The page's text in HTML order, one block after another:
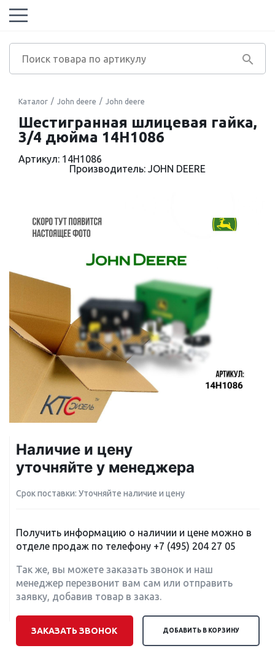
Каталог John deere John deere
Шестигранная шлицевая гайка,
3/4 дюйма 14H1086
Артикул: 14H1086
Производитель: JOHN DEERE
Наличие и цену
уточняйте у менеджера
Срок поставки: Уточняйте наличие и цену
Получить информацию о наличии и цене можно в
отделе продаж по телефону +7 (495) 204 27 05
Так же, вы можете заказать звонок и наш
менеджер перезвонит вам сам или отправить
заявку, добавив товар в заказ.
ЗАКАЗАТЬ ЗВОНОК ДОБАВИТЬ В КОРЗИНУ